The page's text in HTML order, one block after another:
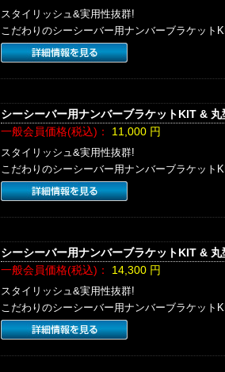
スタイリッシュ&実用性抜群!
こだわりのシーシーバー用ナンバーブラケット
シーシーバー用ナンバーブラケットKIT & 丸
一般会員価格(税込)： 11,000円
スタイリッシュ&実用性抜群!
こだわりのシーシーバー用ナンバーブラケット
シーシーバー用ナンバーブラケットKIT &
一般会員価格(税込)： 14,300円
スタイリッシュ&実用性抜群!
こだわりのシーシーバー用ナンバーブラケット